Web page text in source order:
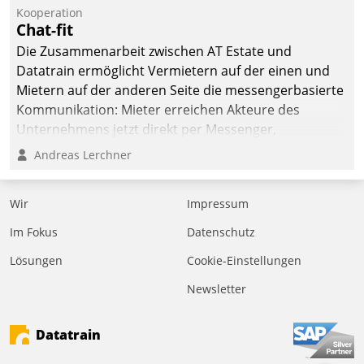
Datatrain ermöglicht
automatisiert ausgelöste,
zielgerichtete
Mieterbefragungen – eine
starke Grundlage für
intelligente,
Entscheidungen.
Kooperation
Chat-fit
Die Zusammenarbeit zwischen AT Estate und
Datatrain ermöglicht Vermietern auf der einen und
Mietern auf der anderen Seite die messengerbasierte
Kommunikation: Mieter erreichen Akteure des
Unternehmens jetzt direkt per Messenger,
Mitarbeiter oder Dienstleister empfangen oder
Andreas Lerchner
Wir
Im Fokus
Lösungen
Impressum
Datenschutz
Cookie-Einstellungen
Newsletter
Datatrain